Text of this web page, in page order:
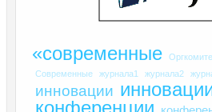
«современные
Современные
журнала1 журнала2
инновации
конференции